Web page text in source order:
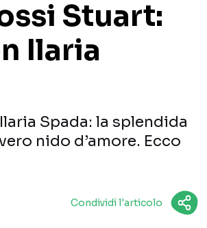
Stuart:
Ilaria
Spada: la splendida
nido d’amore. Ecco
Condividi l'articolo